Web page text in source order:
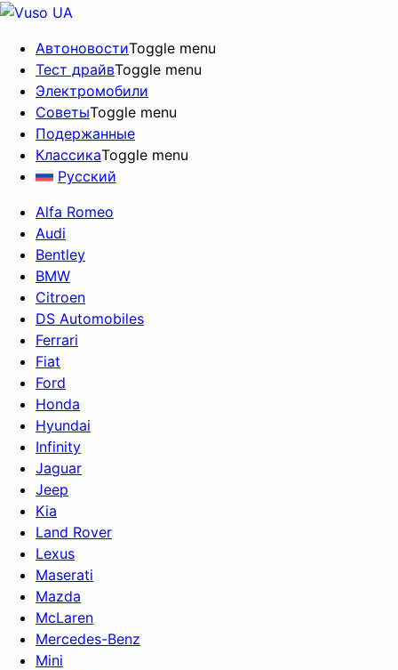
АвтоновостиToggle menu
Тест драйвToggle menu
Электромобили
СоветыToggle menu
Подержанные
КлассикаToggle menu
Русский
Alfa Romeo
Audi
Bentley
BMW
Citroen
DS Automobiles
Ferrari
Fiat
Ford
Honda
Hyundai
Infinity
Jaguar
Jeep
Kia
Land Rover
Lexus
Maserati
Mazda
McLaren
Mercedes-Benz
Mini